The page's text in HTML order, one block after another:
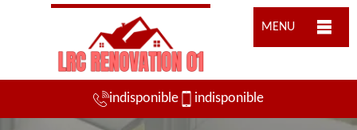
MENU
indisponible indisponible